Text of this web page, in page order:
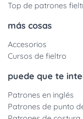
Top de patrones
más cosas
Accesorios
Cursos de fieltro
puede que te
Patrones en inglés
Patrones de punto